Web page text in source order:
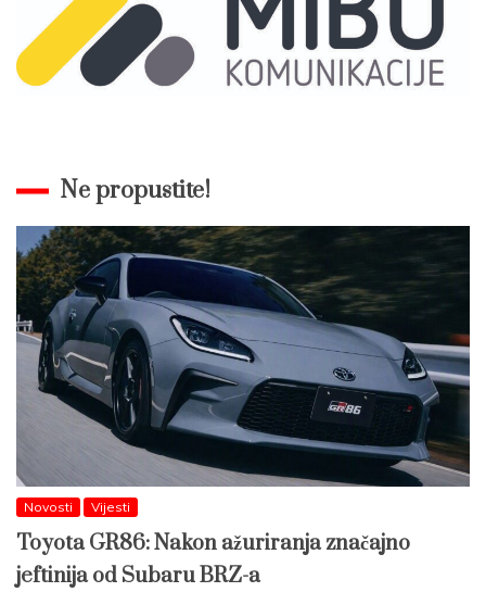
Ne propustite!
Novosti Vijesti
Toyota GR86: Nakon ažuriranja značajno
jeftinija od Subaru BRZ-a